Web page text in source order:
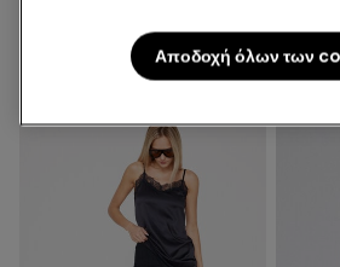
5,49 €-50%
11,99 €
Αποδοχή όλων των